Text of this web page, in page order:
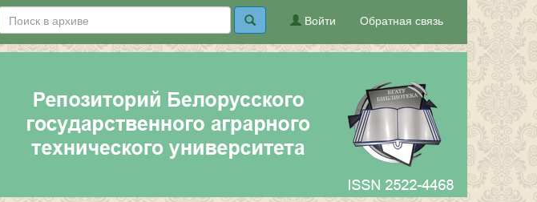
Обратная связь
Войти